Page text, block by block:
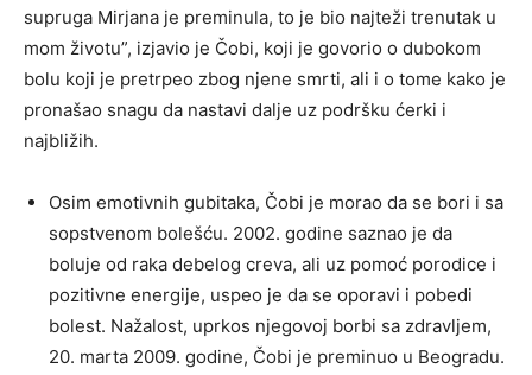
supruga Mirjana je preminula, to je bio najteži trenutak u
mom životu”, izjavio je Čobi, koji je govorio o dubokom
bolu koji je pretrpeo zbog njene smrti, ali i o tome kako je
pronašao snagu da nastavi dalje uz podršku ćerki i
najbližih.
Osim emotivnih gubitaka, Čobi je morao da se bori i sa
sopstvenom bolešću. 2002. godine saznao je da
boluje od raka debelog creva, ali uz pomoć porodice i
pozitivne energije, uspeo je da se oporavi i pobedi
bolest. Nažalost, uprkos njegovoj borbi sa zdravljem,
20. marta 2009. godine, Čobi je preminuo u Beogradu.